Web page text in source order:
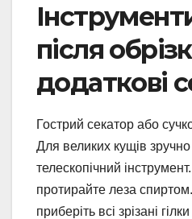
після
додаткові
Гострий секатор або
Для великих кущів
телескопічний
протирайте леза
приберіть всі зрізані